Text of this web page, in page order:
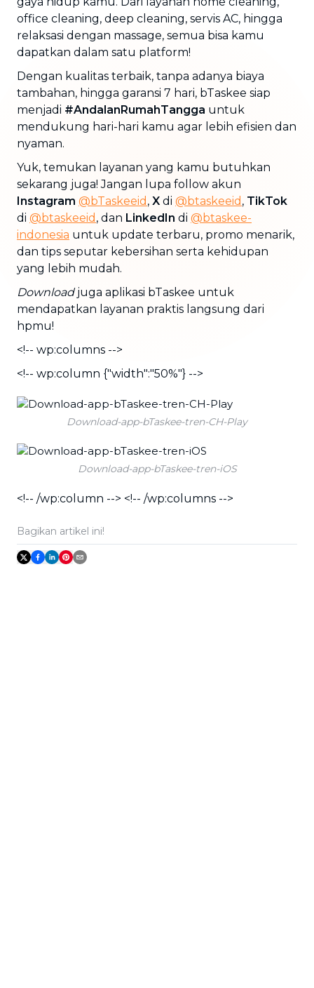
office cleaning, deep cleaning, servis AC, hingga
relaksasi dengan massage, semua bisa kamu
dapatkan dalam satu platform!
Dengan kualitas terbaik, tanpa adanya biaya
tambahan, hingga garansi 7 hari, bTaskee siap
menjadi #AndalanRumahTangga untuk
mendukung hari-hari kamu agar lebih efisien dan
nyaman.
Yuk, temukan layanan yang kamu butuhkan
sekarang juga! Jangan lupa follow akun
Instagram @bTaskeeid , X di @btaskeeid , TikTok
di @btaskeeid , dan LinkedIn di @btaskee-
indonesia untuk update terbaru, promo menarik,
dan tips seputar kebersihan serta kehidupan
yang lebih mudah.
Downloadjuga aplikasi bTaskee untuk
mendapatkan layanan praktis langsung dari
hpmu!
<!-- wp:columns -->
<!-- wp:column {"width":"50%"} -->
Download-app-bTaskee-tren-CH-Play
Download-app-bTaskee-tren-iOS
<!-- /wp:column --> <!-- /wp:columns -->
Bagikan artikel ini!